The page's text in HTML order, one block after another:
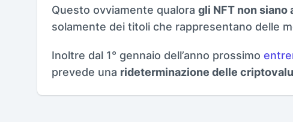
Questo ovviamente qualora gli NFT non
solamente dei titoli che rappresentano delle
Inoltre dal 1° gennaio dell’anno prossimo
prevede una rideterminazione delle